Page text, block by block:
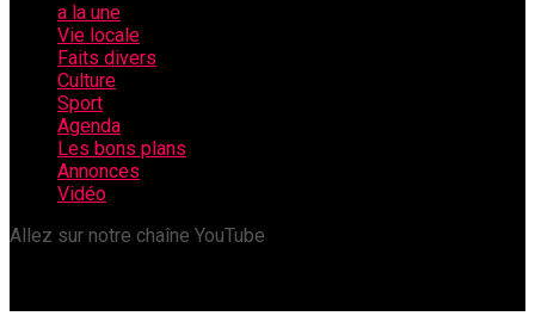
a la une
Vie locale
Faits divers
Culture
Sport
Agenda
Les bons plans
Annonces
Vidéo
Allez sur notre chaîne YouTube